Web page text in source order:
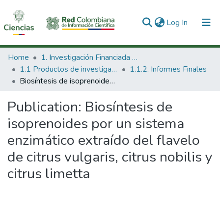
Log In (current)
Communities & Collections
All of DSpace
Home
1. Investigación Financiada con Recursos Públicos
1.1 Productos de investigación
1.1.2. Informes Finales
Biosíntesis de isoprenoides por un sistema enzimático extraído del flavelo de citrus vulgaris, citrus nobilis y citrus limetta
Publication: Biosíntesis de
isoprenoides por un sistema
enzimático extraído del flavelo
de citrus vulgaris, citrus nobilis y
citrus limetta